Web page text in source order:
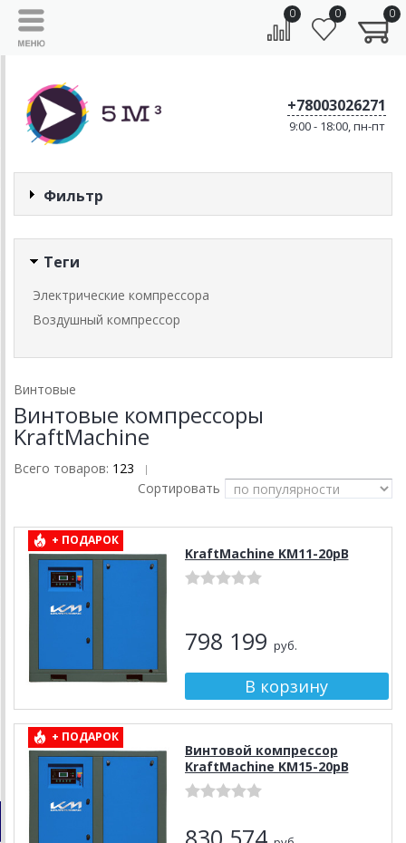
0 0 0
+78003026271
9:00 - 18:00, пн-пт
Фильтр
Теги
Электрические компрессора
Воздушный компрессор
Винтовые
Винтовые компрессоры
KraftMachine
Всего товаров: 123 |
Сортировать
+ ПОДАРОК
KraftMachine KM11-20рВ
798 199 руб.
+ ПОДАРОК
Винтовой компрессор
KraftMachine KM15-20рВ